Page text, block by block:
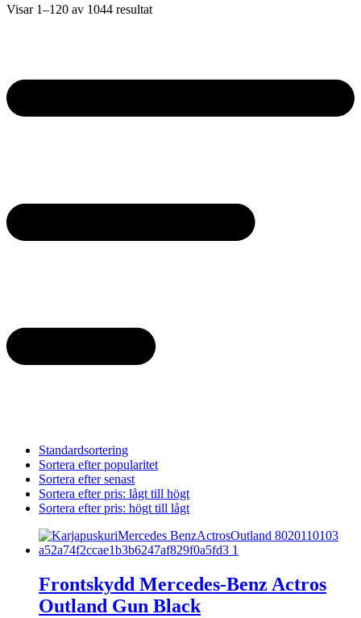
Visar 1–120 av 1044 resultatSorterade
lågt
Standardsortering
Sortera efter popularitet
Sortera efter senast
Sortera efter pris: lågt till högt
Sortera efter pris: högt till lågt
Frontskydd Mercedes-Benz Actros
Outland Gun Black